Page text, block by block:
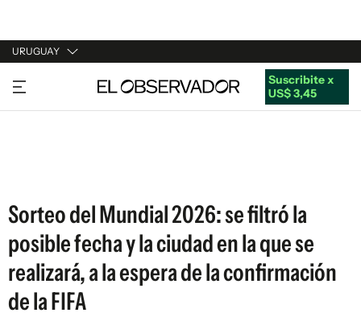
URUGUAY
URUGUAY
ARGENTINA
Suscribite x
US$ 3,45
Sorteo del Mundial 2026: se filtró la
posible fecha y la ciudad en la que se
realizará, a la espera de la confirmación
de la FIFA